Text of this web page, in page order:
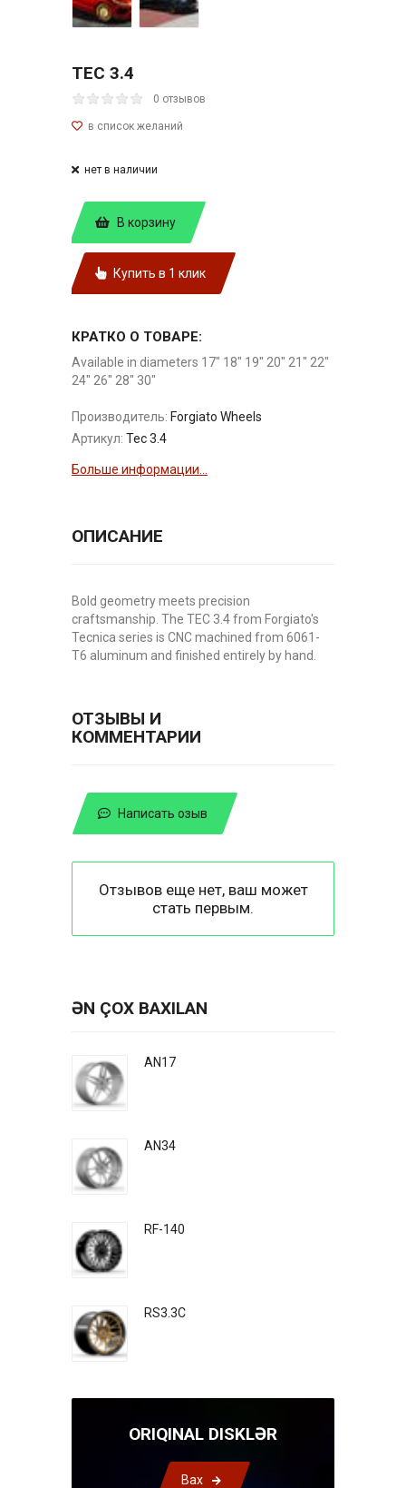
TEC 3.4
0 отзывов
нет в наличии
В корзину
Купить в 1 клик
КРАТКО О ТОВАРЕ:
Available in diameters 17" 18" 19" 20" 21" 22"
24" 26" 28" 30"
Производитель: Forgiato Wheels
Артикул: Tec 3.4
Больше информации...
ОПИСАНИЕ
Bold geometry meets precision
craftsmanship. The TEC 3.4 from Forgiato's
Tecnica series is CNC machined from 6061-
T6 aluminum and finished entirely by hand.
ОТЗЫВЫ И
КОММЕНТАРИИ
Написать озыв
Отзывов еще нет, ваш может
стать первым.
ƏN ÇOX BAXILAN
AN17
AN34
RF-140
RS3.3C
ORIQINAL DISKLƏR
Bax